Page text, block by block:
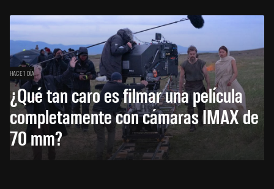
HACE 1 DÍA
¿Qué tan caro es filmar una película
completamente con cámaras IMAX de
70 mm?